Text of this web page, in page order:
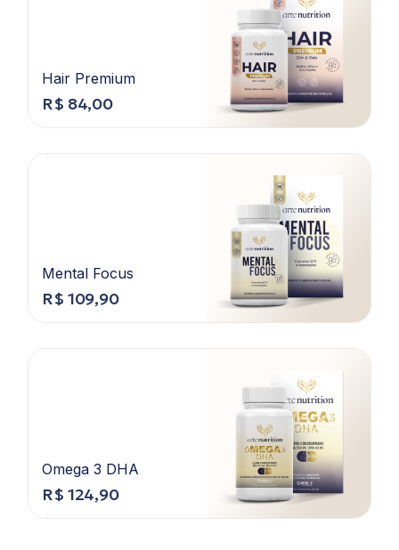
Hair Premium
R$ 84,00
Mental Focus
R$ 109,90
Omega 3 DHA
R$ 124,90